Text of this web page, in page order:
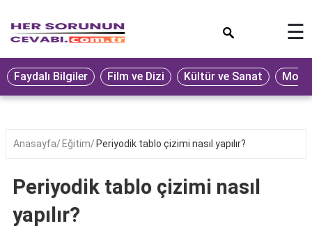
Eğitim
Ekonomi
Seyahat
Oyun
Yaşam
☰
Faydalı Bilgiler Film ve Dizi Kültür ve Sanat
Anasayfa Eğitim Periyodik tablo çizimi nasıl yapılır?
Periyodik tablo çizimi nasıl
yapılır?